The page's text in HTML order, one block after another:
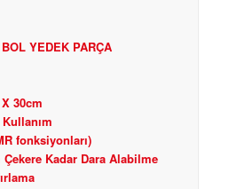
YEDEK PARÇA
30cm
fonksiyonları)
Kadar Dara Alabilme